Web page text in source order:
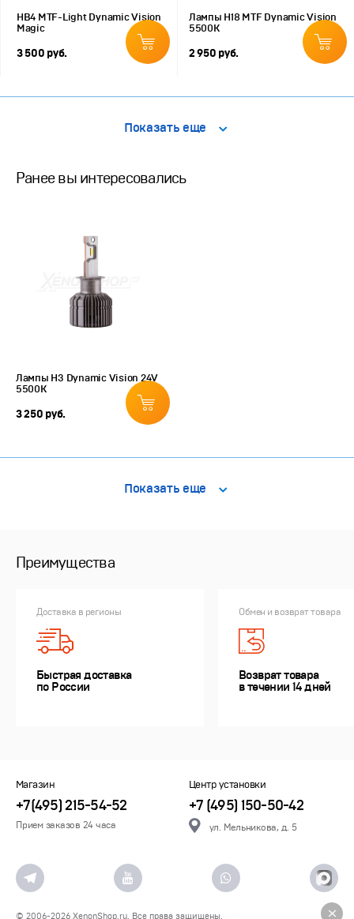
HB4 MTF-Light Dynamic Vision
Magic
3 500 руб.
Лампы H18 MTF Dynamic Vision
5500К
2 950 руб.
Показать еще
Ранее вы интересовались
Лампы H3 Dynamic Vision 24V
5500K
3 250 руб.
Показать еще
Преимущества
Доставка в регионы
Быстрая доставка
по России
Обмен и возврат товара
Возврат товара
в течении 14 дней
Магазин
+7(495) 215-54-52
Прием заказов 24 часа
Центр установки
+7 (495) 150-50-42
ул. Мельникова, д. 5
© 2006-2026 XenonShop.ru. Все права защищены.